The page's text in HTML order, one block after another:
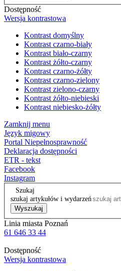
Dostępność
Wersja kontrastowa
Kontrast domyślny
Kontrast czarno-biały
Kontrast biało-czarny
Kontrast żółto-czarny
Kontrast czarno-żółty
Kontrast czarno-zielony
Kontrast zielono-czarny
Kontrast żółto-niebieski
Kontrast niebiesko-żółty
Zamknij menu
Język migowy
Portal Niepełnosprawność
Deklaracja dostępności
ETR - tekst
Facebook
Instagram
Szukaj
szukaj artykułów i wydarzeń
Wyszukaj
Linia miasta Poznań
61 646 33 44
Dostępność
Wersja kontrastowa